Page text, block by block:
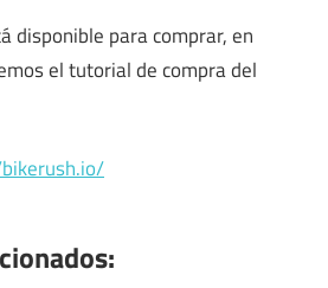
disponible para comprar, en
el tutorial de compra del